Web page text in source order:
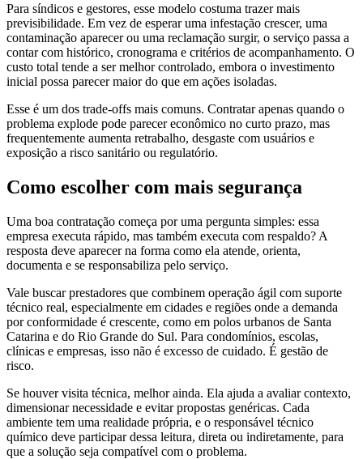
Para síndicos e gestores, esse modelo costuma trazer mais
previsibilidade. Em vez de esperar uma infestação crescer, uma
contaminação aparecer ou uma reclamação surgir, o serviço passa a
contar com histórico, cronograma e critérios de acompanhamento. O
custo total tende a ser melhor controlado, embora o investimento
inicial possa parecer maior do que em ações isoladas.
Esse é um dos trade-offs mais comuns. Contratar apenas quando o
problema explode pode parecer econômico no curto prazo, mas
frequentemente aumenta retrabalho, desgaste com usuários e
exposição a risco sanitário ou regulatório.
Como escolher com mais segurança
Uma boa contratação começa por uma pergunta simples: essa
empresa executa rápido, mas também executa com respaldo? A
resposta deve aparecer na forma como ela atende, orienta,
documenta e se responsabiliza pelo serviço.
Vale buscar prestadores que combinem operação ágil com suporte
técnico real, especialmente em cidades e regiões onde a demanda
por conformidade é crescente, como em polos urbanos de Santa
Catarina e do Rio Grande do Sul. Para condomínios, escolas,
clínicas e empresas, isso não é excesso de cuidado. É gestão de
risco.
Se houver visita técnica, melhor ainda. Ela ajuda a avaliar contexto,
dimensionar necessidade e evitar propostas genéricas. Cada
ambiente tem uma realidade própria, e o responsável técnico
químico deve participar dessa leitura, direta ou indiretamente, para
que a solução seja compatível com o problema.